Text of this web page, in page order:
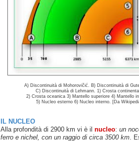
A) Discontinuità di Mohorovičić. B) Discontinuità di
C) Discontinuità di Lehmann. 1) Crosta
2) Crosta oceanica 3) Mantello superiore 4) Mantello
5) Nucleo esterno 6) Nucleo interno. [Da
IL NUCLEO
Alla profondità di 2900 km vi è il nucleo: un
ferro e nichel, con un raggio di circa 3500 km.